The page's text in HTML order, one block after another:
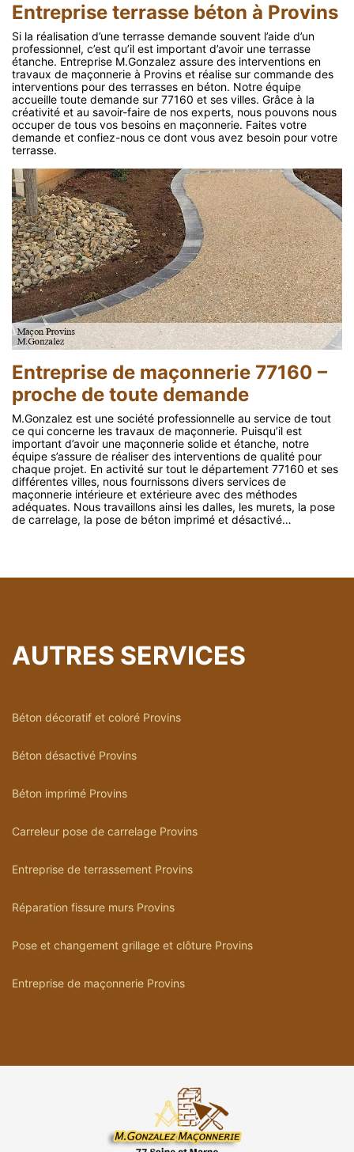
Entreprise terrasse béton à Provins
Si la réalisation d’une terrasse demande souvent l’aide d’un
professionnel, c’est qu’il est important d’avoir une terrasse
étanche. Entreprise M.Gonzalez assure des interventions en
travaux de maçonnerie à Provins et réalise sur commande des
interventions pour des terrasses en béton. Notre équipe
accueille toute demande sur 77160 et ses villes. Grâce à la
créativité et au savoir-faire de nos experts, nous pouvons nous
occuper de tous vos besoins en maçonnerie. Faites votre
demande et confiez-nous ce dont vous avez besoin pour votre
terrasse.
Entreprise de maçonnerie 77160 –
proche de toute demande
M.Gonzalez est une société professionnelle au service de tout
ce qui concerne les travaux de maçonnerie. Puisqu’il est
important d’avoir une maçonnerie solide et étanche, notre
équipe s’assure de réaliser des interventions de qualité pour
chaque projet. En activité sur tout le département 77160 et ses
différentes villes, nous fournissons divers services de
maçonnerie intérieure et extérieure avec des méthodes
adéquates. Nous travaillons ainsi les dalles, les murets, la pose
de carrelage, la pose de béton imprimé et désactivé…
AUTRES SERVICES
Béton décoratif et coloré Provins
Béton désactivé Provins
Béton imprimé Provins
Carreleur pose de carrelage Provins
Entreprise de terrassement Provins
Réparation fissure murs Provins
Pose et changement grillage et clôture Provins
Entreprise de maçonnerie Provins